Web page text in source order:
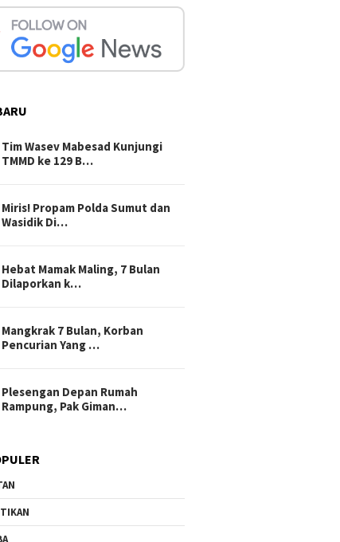
Tim Wasev Mabesad Kunjungi
TMMD ke 129 B…
Miris! Propam Polda Sumut dan
Wasidik Di…
Hebat Mamak Maling, 7 Bulan
Dilaporkan k…
Mangkrak 7 Bulan, Korban
Pencurian Yang …
Plesengan Depan Rumah
Rampung, Pak Giman…